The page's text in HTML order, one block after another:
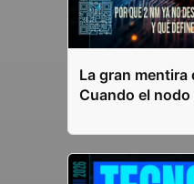
La gran
Cuando el